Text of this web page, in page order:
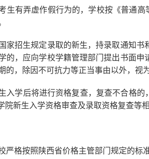
有弄虚作假行为的，学校按《普通高
招生规定录取的新生，持录取通知书
的，应向学校学籍管理部门提出书面
的，除因不可抗力等正当事由以外，视
学后将进行资格复查，复查不合格的
院新生入学资格审查及录取资格复查等
格按照陕西省价格主管部门规定的标